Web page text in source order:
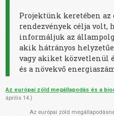
Projektünk keretében
rendezvények célja volt,
informáljuk az
akik hátrányos
vagy akiket közvetlenül
és a növekvő
Az európai zöld megállapodás és a
április 14.)
Az európai zöld